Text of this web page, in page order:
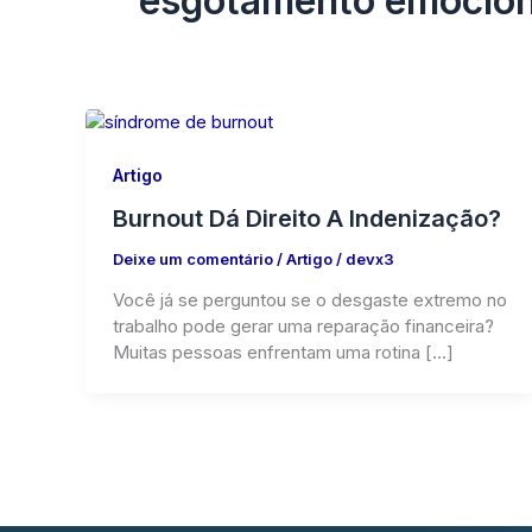
Artigo
Burnout Dá Direito A Indenização?
Deixe um comentário /Artigo/ devx3
Você já se perguntou se o desgaste extremo no
trabalho pode gerar uma reparação financeira?
Muitas pessoas enfrentam uma rotina […]